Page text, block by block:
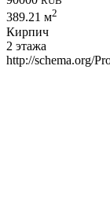
389.21 м2
Кирпич
2 этажа
http://schema.org/